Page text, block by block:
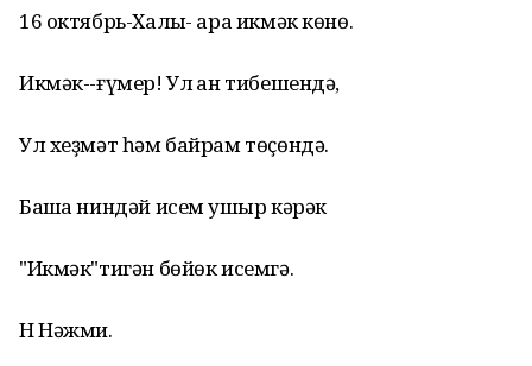
16 октябрь-Халыҡ- ара икмәк көнө.
Икмәк--ғүмер! Ул ҡан тибешендә,
Ул хеҙмәт һәм байрам төҫөндә.
Башҡа ниндәй исем ҡушыр кәрәк
"Икмәк"тигән бөйөк исемгә.
Н Нәжми.